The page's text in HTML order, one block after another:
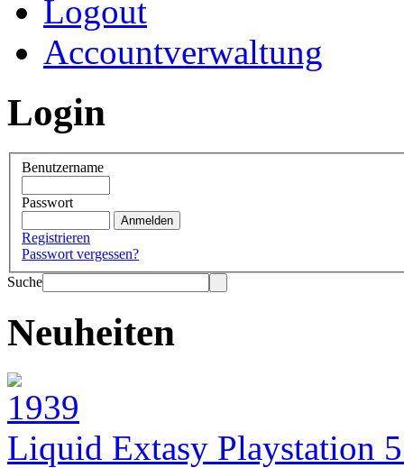
Logout
Accountverwaltung
Login
Benutzername
Passwort
Registrieren
Passwort vergessen?
Suche
Neuheiten
Liquid Extasy Playstation